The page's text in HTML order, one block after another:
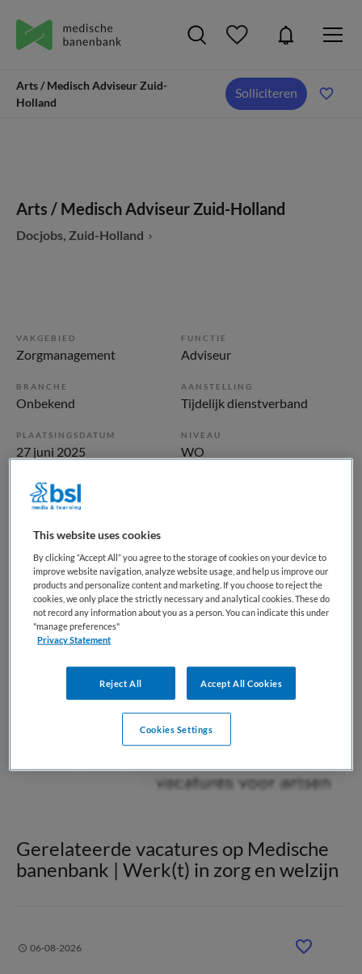
Arts / Medisch Adviseur Zuid-
Holland
Solliciteren
Arts / Medisch Adviseur Zuid-Holland
Docjobs, Zuid-Holland
VAKGEBIED
Zorgmanagement
FUNCTIE
Adviseur
BRANCHE
Onbekend
AANSTELLING
Tijdelijk dienstverband
PLAATSINGSDATUM
27 juni 2025
NIVEAU
WO
ERVARING
Starter
Vacature niet beschikbaar
Deze vacature Arts / Medisch Adviseur Zuid-Holland bij
Docjobs is niet meer actueel. Hieronder staan enkele
vergelijkbare vacatures die voor u wellicht interessant zijn.
Gerelateerde vacatures op Medische
banenbank | Werk(t) in zorg en welzijn
06-08-2026
This website uses cookies
By clicking “Accept All” you agree to the storage of cookies on your device to
improve website navigation, analyze website usage, and help us improve our
products and personalize content and marketing. If you choose to reject the
cookies, we only place the strictly necessary and analytical cookies. These do
not record any information about you as a person. You can indicate this under
"manage preferences"
Privacy Statement
Reject All Accept All Cookies
Cookies Settings